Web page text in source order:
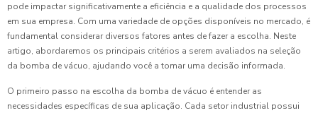
pode impactar significativamente a eficiência e a qualidade dos processos
em sua empresa. Com uma variedade de opções disponíveis no mercado, é
fundamental considerar diversos fatores antes de fazer a escolha. Neste
artigo, abordaremos os principais critérios a serem avaliados na seleção
da bomba de vácuo, ajudando você a tomar uma decisão informada.
O primeiro passo na escolha da bomba de vácuo é entender as
necessidades específicas de sua aplicação. Cada setor industrial possui